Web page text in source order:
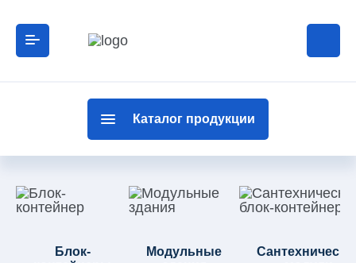
Каталог продукции
Блок-
Модульные